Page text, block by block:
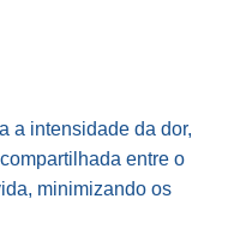
a intensidade da dor,
entre o
minimizando os